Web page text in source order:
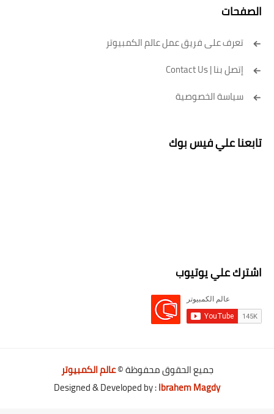
الصفحات
تعرف على فريق عمل عالم الكمبيوتر
إتصل بنا | Contact Us
سياسة الخصوصية
تابعنا علي فيس بوك
اشترك علي يوتيوب
جميع الحقوق محفوظة ©عالم الكمبيوتر
Designed & Developed by :Ibrahem Magdy